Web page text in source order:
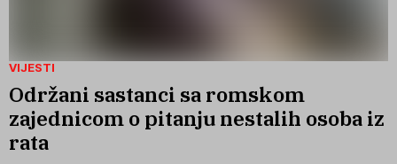
VIJESTI
Održani sastanci sa romskom
zajednicom o pitanju nestalih osoba iz
rata